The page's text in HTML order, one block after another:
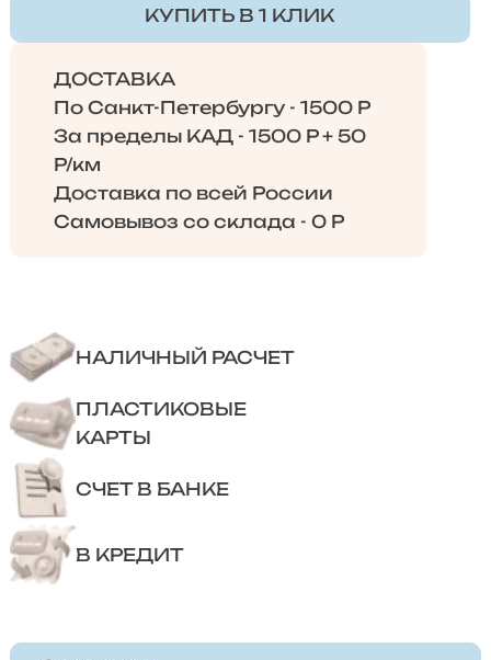
КУПИТЬ В 1 КЛИК
ДОСТАВКА
По Санкт-Петербургу - 1500 Р
За пределы КАД - 1500 Р + 50
Р/км
Доставка по всей России
Самовывоз со склада - 0 Р
НАЛИЧНЫЙ РАСЧЕТ
ПЛАСТИКОВЫЕ
КАРТЫ
СЧЕТ В БАНКЕ
В КРЕДИТ